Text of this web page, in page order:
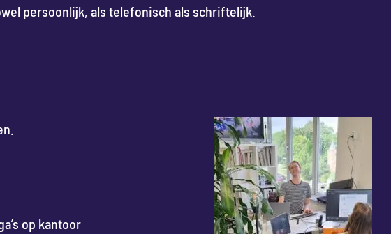
persoonlijk, als telefonisch als schriftelijk.
op kantoor